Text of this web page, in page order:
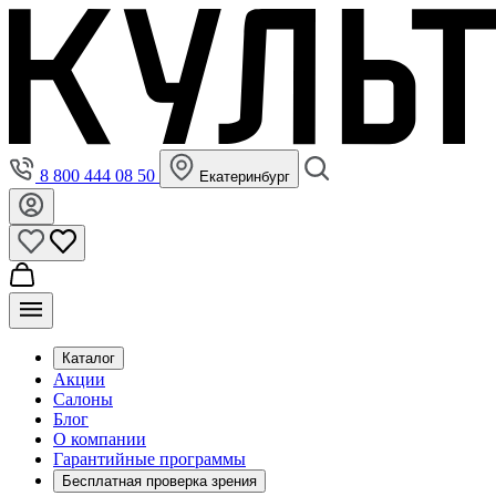
8 800 444 08 50 Екатеринбург
Каталог
Акции
Салоны
Блог
О компании
Гарантийные программы
Бесплатная проверка зрения